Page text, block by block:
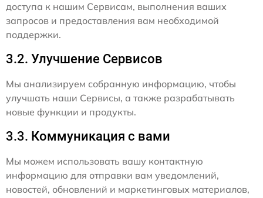
доступа к нашим Сервисам, выполнения ваших
запросов и предоставления вам необходимой
поддержки.
3.2. Улучшение Сервисов
Мы анализируем собранную информацию, чтобы
улучшать наши Сервисы, а также разрабатывать
новые функции и продукты.
3.3. Коммуникация с вами
Мы можем использовать вашу контактную
информацию для отправки вам уведомлений,
новостей, обновлений и маркетинговых материалов,